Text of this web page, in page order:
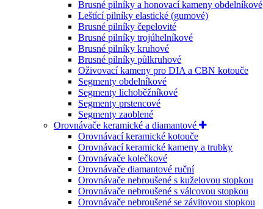
Brusné pilníky a honovací kameny obdelníkové
Leštící pilníky elastické (gumové)
Brusné pilníky čepelovité
Brusné pilníky trojúhelníkové
Brusné pilníky kruhové
Brusné pilníky půlkruhové
Oživovací kameny pro DIA a CBN kotouče
Segmenty obdelníkové
Segmenty lichoběžníkové
Segmenty prstencové
Segmenty zaoblené
Orovnávače keramické a diamantové
Orovnávací keramické kotouče
Orovnávací keramické kameny a trubky
Orovnávače kolečkové
Orovnávače diamantové ruční
Orovnávače nebroušené s kuželovou stopkou
Orovnávače nebroušené s válcovou stopkou
Orovnávače nebroušené se závitovou stopkou